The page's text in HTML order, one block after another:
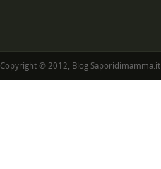
Copyright © 2012, Blog Saporidimamma.it